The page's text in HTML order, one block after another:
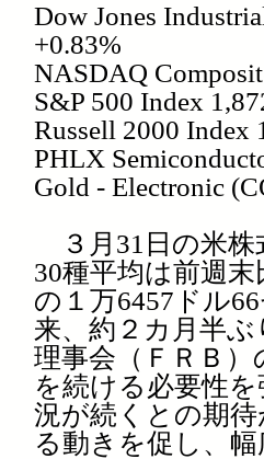
Dow Jones
+0.83%
NASDAQ
S&P 500 Index
Russell 2000 Index
PHLX
Gold - Electronic
３月31日の米株
30種平均は前週
の１万6457ドル
来、約２カ月半
理事会（ＦＲＢ
を続ける必要性
況が続くとの期
る動きを促し、